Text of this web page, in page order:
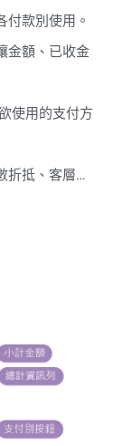
付款別使用。
金額、已收金
使用的支付方
折抵、客層…